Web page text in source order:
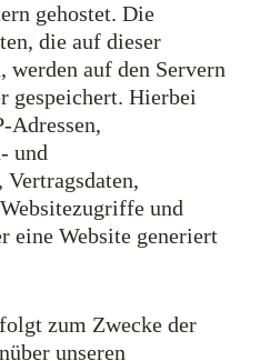
gehostet. Die
die auf dieser
werden auf den Servern
gespeichert. Hierbei
Adressen,
und
und
eine Website generiert
zum Zwecke der
unseren